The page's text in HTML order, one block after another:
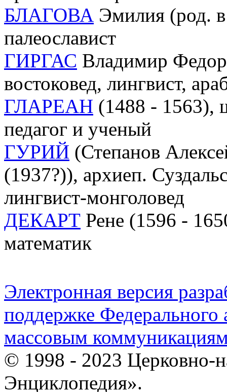
БЛАГОВА Эмилия (род.
палеославист
ГИРГАС Владимир
востоковед, лингвист,
ГЛАРЕАН (1488 - 1563),
педагог и ученый
ГУРИЙ (Степанов
(1937?)), архиеп.
лингвист-монголовед
ДЕКАРТ Рене (1596 -
математик
Электронная версия
поддержке Федерального
массовым
© 1998 - 2023 Церковно-
Энциклопедия».